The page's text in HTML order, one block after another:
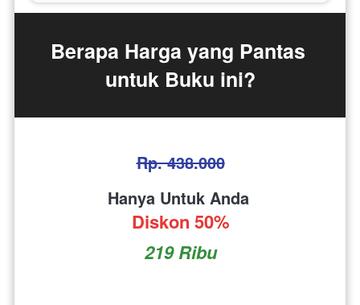
Berapa Harga yang Pantas
untuk Buku ini?
Rp. 438.000
Hanya Untuk Anda
Diskon 50%
219 Ribu